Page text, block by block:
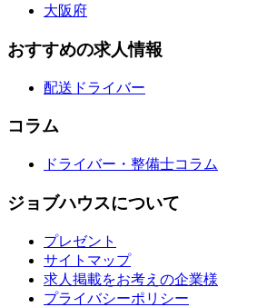
大阪府
おすすめの求人情報
配送ドライバー
コラム
ドライバー・整備士コラム
ジョブハウスについて
プレゼント
サイトマップ
求人掲載をお考えの企業様
プライバシーポリシー